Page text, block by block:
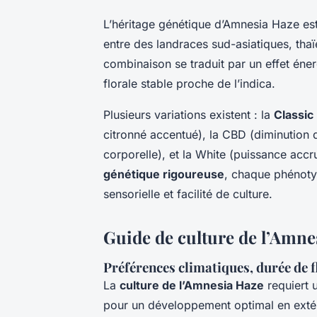
L’héritage génétique d’Amnesia Haze
entre des landraces sud-asiatiques,
combinaison se traduit par un effet
florale stable proche de l’indica.
Plusieurs variations existent : la Classic
citronné accentué), la CBD (diminution
corporelle), et la White (puissance
génétique rigoureuse, chaque
sensorielle et facilité de culture.
Guide de culture de
Préférences climatiques, durée
La culture de l’Amnesia Haze requiert
pour un développement optimal en